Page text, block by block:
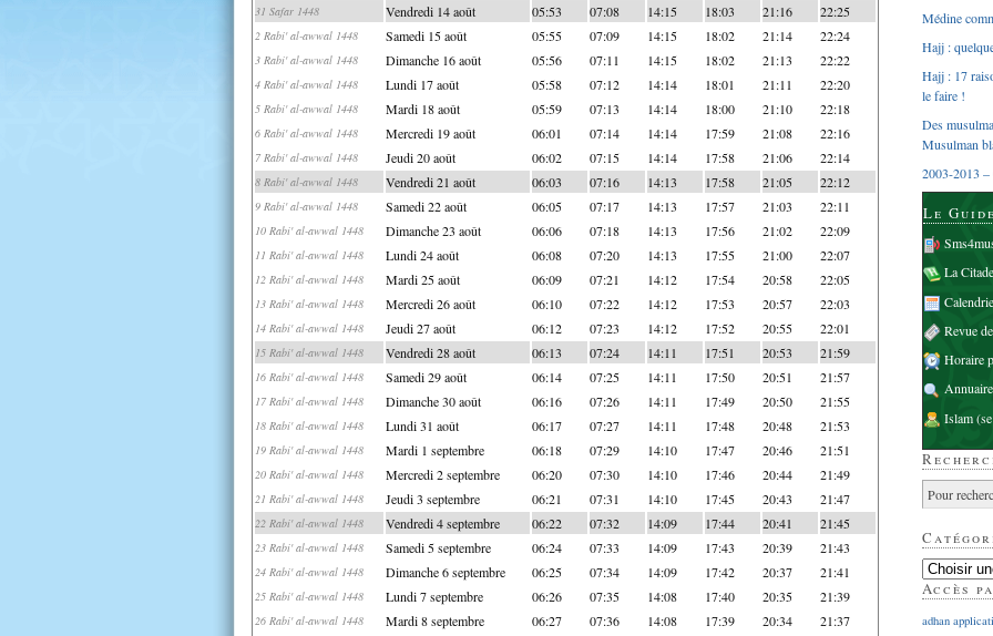
31 Safar 1448 Vendredi 14 août 05:53 07:08 14:15 18:03 21:16 22:25
2 Rabi' al-awwal 1448 Samedi 15 août 05:55 07:09 14:15 18:02 21:14 22:24
3 Rabi' al-awwal 1448 Dimanche 16 août 05:56 07:11 14:15 18:02 21:13 22:22
4 Rabi' al-awwal 1448 Lundi 17 août 05:58 07:12 14:14 18:01 21:11 22:20
5 Rabi' al-awwal 1448 Mardi 18 août 05:59 07:13 14:14 18:00 21:10 22:18
6 Rabi' al-awwal 1448 Mercredi 19 août 06:01 07:14 14:14 17:59 21:08 22:16
7 Rabi' al-awwal 1448 Jeudi 20 août 06:02 07:15 14:14 17:58 21:06 22:14
8 Rabi' al-awwal 1448 Vendredi 21 août 06:03 07:16 14:13 17:58 21:05 22:12
9 Rabi' al-awwal 1448 Samedi 22 août 06:05 07:17 14:13 17:57 21:03 22:11
10 Rabi' al-awwal 1448 Dimanche 23 août 06:06 07:18 14:13 17:56 21:02 22:09
11 Rabi' al-awwal 1448 Lundi 24 août 06:08 07:20 14:13 17:55 21:00 22:07
12 Rabi' al-awwal 1448 Mardi 25 août 06:09 07:21 14:12 17:54 20:58 22:05
13 Rabi' al-awwal 1448 Mercredi 26 août 06:10 07:22 14:12 17:53 20:57 22:03
14 Rabi' al-awwal 1448 Jeudi 27 août 06:12 07:23 14:12 17:52 20:55 22:01
15 Rabi' al-awwal 1448 Vendredi 28 août 06:13 07:24 14:11 17:51 20:53 21:59
16 Rabi' al-awwal 1448 Samedi 29 août 06:14 07:25 14:11 17:50 20:51 21:57
17 Rabi' al-awwal 1448 Dimanche 30 août 06:16 07:26 14:11 17:49 20:50 21:55
18 Rabi' al-awwal 1448 Lundi 31 août 06:17 07:27 14:11 17:48 20:48 21:53
19 Rabi' al-awwal 1448 Mardi 1 septembre 06:18 07:29 14:10 17:47 20:46 21:51
20 Rabi' al-awwal 1448 Mercredi 2 septembre 06:20 07:30 14:10 17:46 20:44 21:49
21 Rabi' al-awwal 1448 Jeudi 3 septembre 06:21 07:31 14:10 17:45 20:43 21:47
22 Rabi' al-awwal 1448 Vendredi 4 septembre 06:22 07:32 14:09 17:44 20:41 21:45
23 Rabi' al-awwal 1448 Samedi 5 septembre 06:24 07:33 14:09 17:43 20:39 21:43
24 Rabi' al-awwal 1448 Dimanche 6 septembre 06:25 07:34 14:09 17:42 20:37 21:41
25 Rabi' al-awwal 1448 Lundi 7 septembre 06:26 07:35 14:08 17:40 20:35 21:39
26 Rabi' al-awwal 1448 Mardi 8 septembre 06:27 07:36 14:08 17:39 20:34 21:37
Médine
Hajj :
Hajj : 17
le faire !
Des
Musulman
2003-2013 –
Le
La
Revue
Horaire
Islam
Accès
adhan